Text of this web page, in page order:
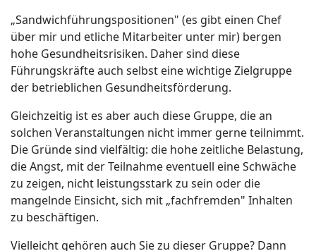
„Sandwichführungspositionen" (es gibt einen Chef
über mir und etliche Mitarbeiter unter mir) bergen
hohe Gesundheitsrisiken. Daher sind diese
Führungskräfte auch selbst eine wichtige Zielgruppe
der betrieblichen Gesundheitsförderung.
Gleichzeitig ist es aber auch diese Gruppe, die an
solchen Veranstaltungen nicht immer gerne teilnimmt.
Die Gründe sind vielfältig: die hohe zeitliche Belastung,
die Angst, mit der Teilnahme eventuell eine Schwäche
zu zeigen, nicht leistungsstark zu sein oder die
mangelnde Einsicht, sich mit „fachfremden" Inhalten
zu beschäftigen.
Vielleicht gehören auch Sie zu dieser Gruppe? Dann